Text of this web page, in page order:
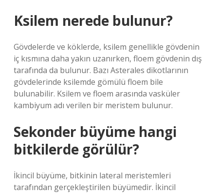
Ksilem nerede bulunur?
Gövdelerde ve köklerde, ksilem genellikle gövdenin
iç kısmına daha yakın uzanırken, floem gövdenin dış
tarafında da bulunur. Bazı Asterales dikotlarının
gövdelerinde ksilemde gömülü floem bile
bulunabilir. Ksilem ve floem arasında vasküler
kambiyum adı verilen bir meristem bulunur.
Sekonder büyüme hangi
bitkilerde görülür?
İkincil büyüme, bitkinin lateral meristemleri
tarafından gerçekleştirilen büyümedir. İkincil